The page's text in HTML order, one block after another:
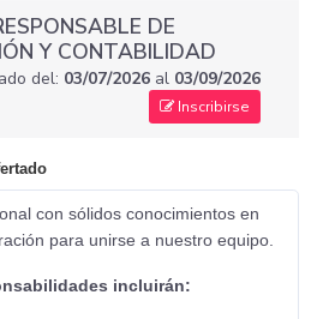
DE
Y CONTABILIDAD
del: 03/07/2026 al 03/09/2026
Inscribirse
con sólidos conocimientos en
para unirse a nuestro equipo.
incluirán: